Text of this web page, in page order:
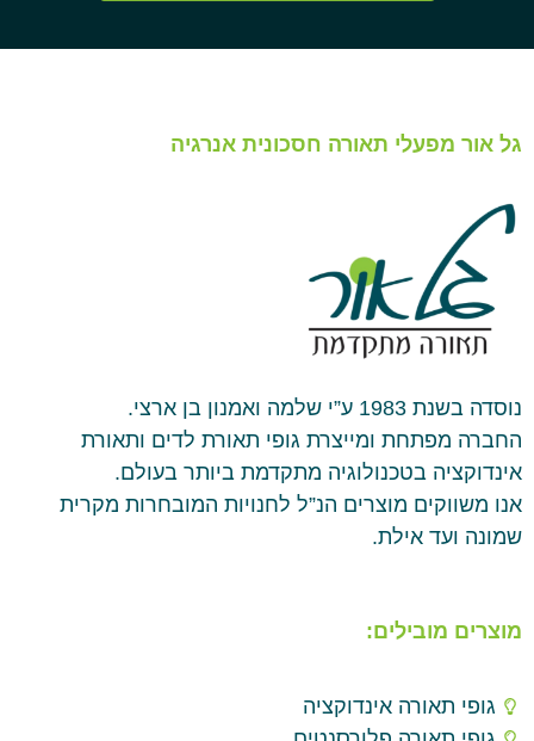
גל אור מפעלי תאורה חסכונית אנרגיה
נוסדה בשנת 1983 ע”י שלמה ואמנון בן ארצי.
החברה מפתחת ומייצרת גופי תאורת לדים ותאורת
אינדוקציה בטכנולוגיה מתקדמת ביותר בעולם.
אנו משווקים מוצרים הנ”ל לחנויות המובחרות מקרית
שמונה ועד אילת.
מוצרים מובילים:
גופי תאורה אינדוקציה